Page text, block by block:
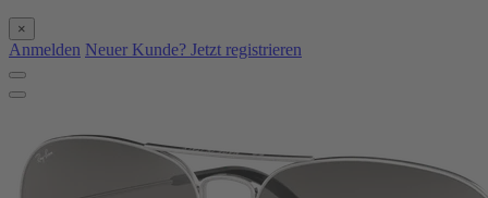
×
Anmelden Neuer Kunde? Jetzt registrieren